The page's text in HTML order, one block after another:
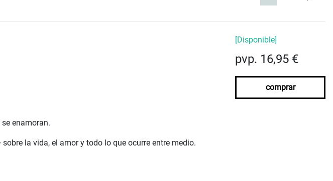
enamoran.
la vida, el amor y todo lo que ocurre entre medio.
[Disponible]
pvp. 16,95 €
comprar